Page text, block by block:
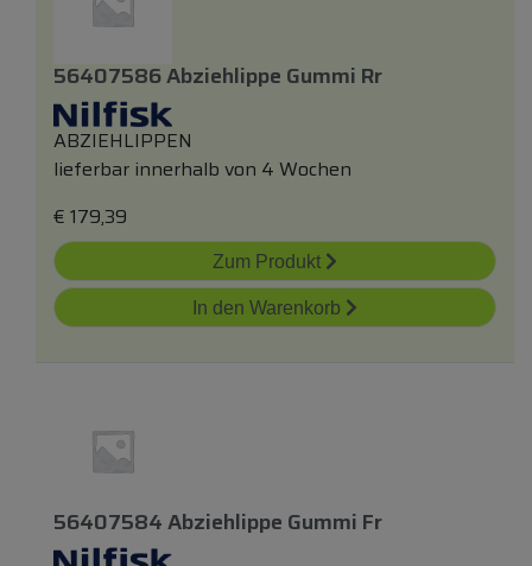
56407586 Abziehlippe Gummi Rr
ABZIEHLIPPEN
lieferbar innerhalb von 4 Wochen
€ 179,39
Zum Produkt
In den Warenkorb
56407584 Abziehlippe Gummi Fr